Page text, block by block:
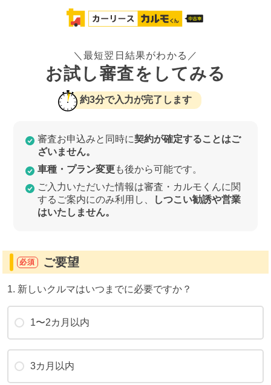
＼最短翌日結果がわかる／
お試し審査をしてみる
約3分で入力が完了します
審査お申込みと同時に契約が確定することはご
ざいません。
車種・プラン変更も後から可能です。
ご入力いただいた情報は審査・カルモくんに関
するご案内にのみ利用し、
しつこい勧誘や営業
はいたしません。
必須 ご要望
1. 新しいクルマはいつまでに必要ですか？
1〜2カ月以内
3カ月以内